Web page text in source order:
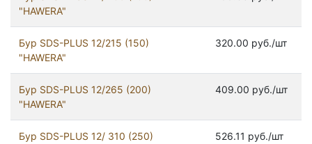
"HAWERA"
Бур SDS-PLUS 12/215 (150)
"HAWERA"
320.00 руб./шт
Бур SDS-PLUS 12/265 (200)
"HAWERA"
409.00 руб./шт
Бур SDS-PLUS 12/ 310 (250)
526.11 руб./шт